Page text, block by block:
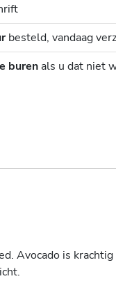
besteld, vandaag
burenals u dat niet
Avocado is